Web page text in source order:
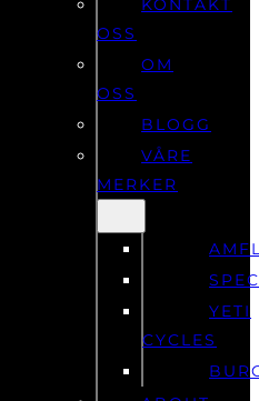
VÅRE
MERKER
YETI
CYCLES
ABOUT